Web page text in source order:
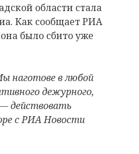
области стала
Как сообщает РИА
было сбито уже
наготове в любой
дежурного,
действовать
с РИА Новости